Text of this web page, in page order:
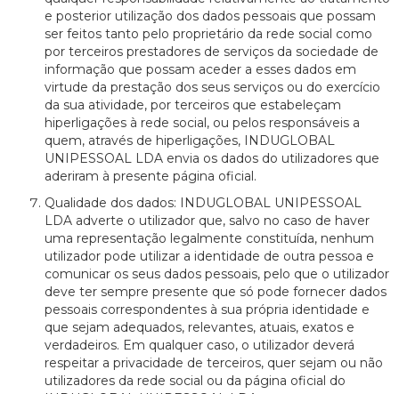
e posterior utilização dos dados pessoais que possam
ser feitos tanto pelo proprietário da rede social como
por terceiros prestadores de serviços da sociedade de
informação que possam aceder a esses dados em
virtude da prestação dos seus serviços ou do exercício
da sua atividade, por terceiros que estabeleçam
hiperligações à rede social, ou pelos responsáveis a
quem, através de hiperligações, INDUGLOBAL
UNIPESSOAL LDA envia os dados do utilizadores que
aderiram à presente página oficial.
Qualidade dos dados: INDUGLOBAL UNIPESSOAL
LDA adverte o utilizador que, salvo no caso de haver
uma representação legalmente constituída, nenhum
utilizador pode utilizar a identidade de outra pessoa e
comunicar os seus dados pessoais, pelo que o utilizador
deve ter sempre presente que só pode fornecer dados
pessoais correspondentes à sua própria identidade e
que sejam adequados, relevantes, atuais, exatos e
verdadeiros. Em qualquer caso, o utilizador deverá
respeitar a privacidade de terceiros, quer sejam ou não
utilizadores da rede social ou da página oficial do